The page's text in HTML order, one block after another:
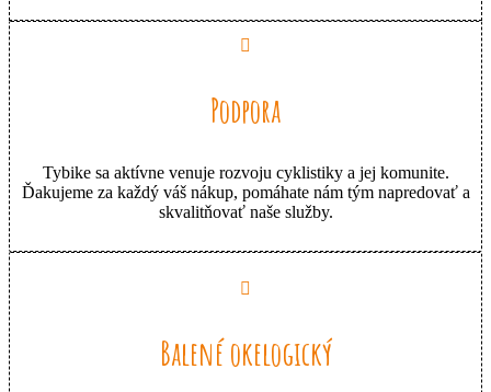
Podpora
Tybike sa aktívne venuje rozvoju cyklistiky a jej komunite.
Ďakujeme za každý váš nákup, pomáhate nám tým napredovať a
skvalitňovať naše služby.
Balené okelogický